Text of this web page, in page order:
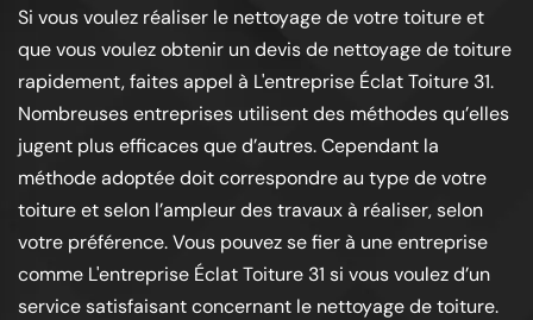
Si vous voulez réaliser le nettoyage de votre toiture et
que vous voulez obtenir un devis de nettoyage de toiture
rapidement, faites appel à L'entreprise Éclat Toiture 31.
Nombreuses entreprises utilisent des méthodes qu’elles
jugent plus efficaces que d’autres. Cependant la
méthode adoptée doit correspondre au type de votre
toiture et selon l’ampleur des travaux à réaliser, selon
votre préférence. Vous pouvez se fier à une entreprise
comme L'entreprise Éclat Toiture 31 si vous voulez d’un
service satisfaisant concernant le nettoyage de toiture.